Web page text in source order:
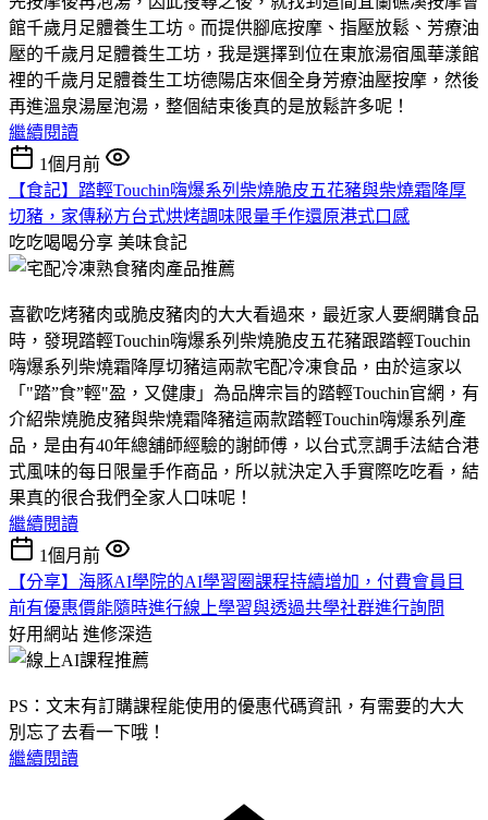
館千歲月足體養生工坊。而提供腳底按摩、指壓放鬆、芳療油
壓的千歲月足體養生工坊，我是選擇到位在東旅湯宿風華漾館
裡的千歲月足體養生工坊德陽店來個全身芳療油壓按摩，然後
再進溫泉湯屋泡湯，整個結束後真的是放鬆許多呢！
繼續閱讀
1個月前
【食記】踏輕Touchin嗨爆系列柴燒脆皮五花豬與柴燒霜降厚
切豬，家傳秘方台式烘烤調味限量手作還原港式口感
吃吃喝喝分享 美味食記
喜歡吃烤豬肉或脆皮豬肉的大大看過來，最近家人要網購食品
時，發現踏輕Touchin嗨爆系列柴燒脆皮五花豬跟踏輕Touchin
嗨爆系列柴燒霜降厚切豬這兩款宅配冷凍食品，由於這家以
「"踏”食”輕"盈，又健康」為品牌宗旨的踏輕Touchin官網，有
介紹柴燒脆皮豬與柴燒霜降豬這兩款踏輕Touchin嗨爆系列產
品，是由有40年總舖師經驗的謝師傅，以台式烹調手法結合港
式風味的每日限量手作商品，所以就決定入手實際吃吃看，結
果真的很合我們全家人口味呢！
繼續閱讀
1個月前
【分享】海豚AI學院的AI學習圈課程持續增加，付費會員目
前有優惠價能隨時進行線上學習與透過共學社群進行詢問
好用網站 進修深造
PS：文末有訂購課程能使用的優惠代碼資訊，有需要的大大
別忘了去看一下哦！
繼續閱讀